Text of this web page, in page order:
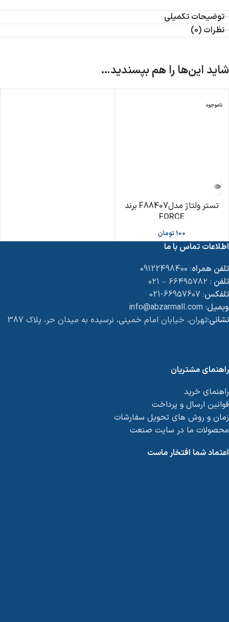
توضیحات تکمیلی
نظرات (0)
شاید این‌ها را هم بپسندید…
ناموجود
تستر ولتاژ مدلF88407 برند
FORCE
100 تومان
اطلاعات تماس با ما
تلفن همراه: 09122498400
تلفن : ۶۶۴۹۵۷۸۲ – ۰۲۱
تلفکس: 66957607-021
وبمیل: info@abzarmall.com
نشانی:تهران، خیابان امام خمینی، نرسیده به میدان حر، پلاک 387
راهنمای مشتریان
راهنمای خرید
قوانین ارسال و پرداخت
زمان و روش های تحویل سفارشات
محصولات ما در سایت صنعت
اعتماد شما افتخار ماست